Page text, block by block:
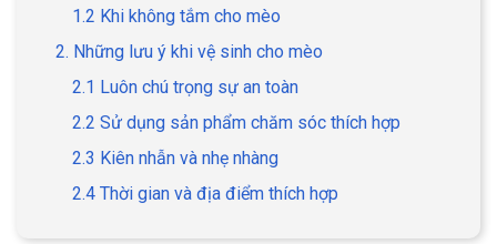
GIỚI THIỆU
DỊCH VỤ
1.2 Khi không tắm cho mèo
2. Những lưu ý khi vệ sinh cho mèo
2.1 Luôn chú trọng sự an toàn
2.2 Sử dụng sản phẩm chăm sóc thích hợp
2.3 Kiên nhẫn và nhẹ nhàng
2.4 Thời gian và địa điểm thích hợp